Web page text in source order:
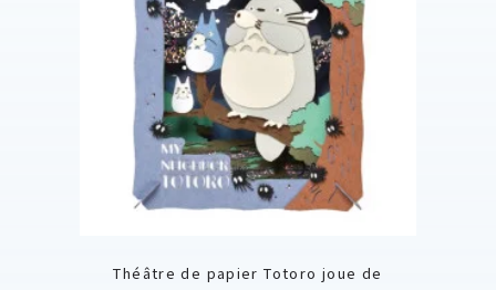
Théâtre de papier Totoro joue de